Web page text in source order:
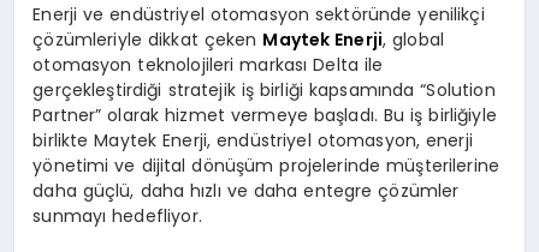
Enerji ve endüstriyel otomasyon sektöründe yenilikçi
çözümleriyle dikkat çeken Maytek Enerji, global
otomasyon teknolojileri markası Delta ile
gerçekleştirdiği stratejik iş birliği kapsamında “Solution
Partner” olarak hizmet vermeye başladı. Bu iş birliğiyle
birlikte Maytek Enerji, endüstriyel otomasyon, enerji
yönetimi ve dijital dönüşüm projelerinde müşterilerine
daha güçlü, daha hızlı ve daha entegre çözümler
sunmayı hedefliyor.